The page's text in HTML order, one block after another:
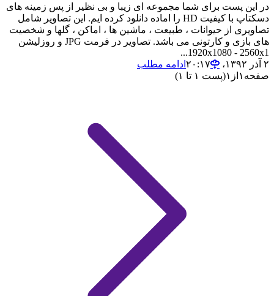
در این پست برای شما مجموعه ای زیبا و بی نظیر از پس زمینه های
دسکتاپ با کیفیت HD را اماده دانلود کرده ایم. این تصاویر شامل
تصاویری از حیوانات ، طبیعت ، ماشین ها ، اماکن ، گلها و شخصیت
های بازی و کارتونی می باشد. تصاویر در فرمت JPG و روزلیشن
1920x1080 - 2560x1...
۲ آذر ۱۳۹۲،‏ ۲۰:۱۷
ادامه مطلب
صفحه ۱ از ۱(پست ۱ تا ۱)